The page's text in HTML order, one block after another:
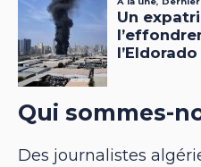
Qui sommes-
Des journalistes